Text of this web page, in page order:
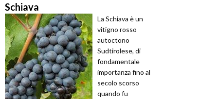
Schiava
La Schiava è un
vitigno rosso
autoctono
Sudtirolese, di
fondamentale
importanza fino al
secolo scorso
quando fu